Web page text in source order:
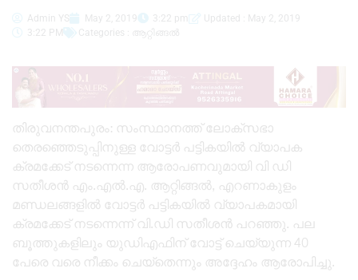
Admin YS May 2, 2019 3:22 pm
Updated : May 2, 2019
3:22 PM
Categories : ആറ്റിങ്ങൽ
തിരുവനന്തപുരം: സംസ്ഥാനത്ത് ലോക്സഭാ
തെരഞ്ഞെടുപ്പിനുള്ള വോട്ടർ പട്ടികയിൽ വ്യാപക
ക്രമക്കേട് നടന്നെന്ന ആരോപണവുമായി വി ഡി
സതീശൻ എം.എൽ.എ. ആറ്റിങ്ങൽ, എറണാകുളം
മണ്ഡലങ്ങളിൽ വോട്ടർ പട്ടികയിൽ വ്യാപകമായി
ക്രമക്കേട് നടന്നെന്ന് വി.ഡി സതീശൻ പറഞ്ഞു. പല
ബൂത്തുകളിലും യുഡിഎഫിന് വോട്ട് ചെയ്യുന്ന 40
പേരെ വരെ നീക്കം ചെയ്തെന്നും അദ്ദേഹം ആരോപിച്ചു.